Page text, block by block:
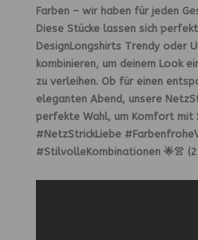
Farben – wir haben für jeden
Diese Stücke lassen sich
DesignLongshirts Trendy oder
kombinieren, um deinem Look
zu verleihen. Ob für einen
eleganten Abend, unsere
perfekte Wahl, um Komfort mit
#NetzStrickLiebe
#StilvolleKombinationen 🌟👚